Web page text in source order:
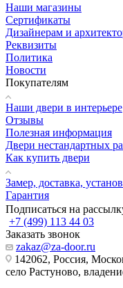
Наши магазины
Сертификаты
Дизайнерам и
Реквизиты
Политика
Новости
Покупателям
Наши двери в интерьере
Отзывы
Полезная информация
Двери нестандартных
Как купить двери
Замер, доставка,
Гарантия
Подписаться на
+7 (499) 113 44 03
Заказать звонок
zakaz@za-door.ru
142062, Россия,
село Растуново,